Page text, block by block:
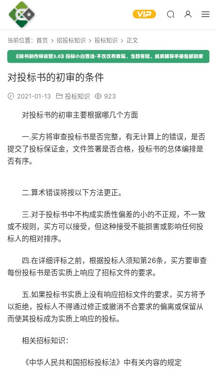
当前位置： 首页 招投标知识 投标知识 正文
对投标书的初审的条件
2021-01-13 投标知识 923
对投标书的初审主要根据哪几个方面
一.买方将审查投标书是否完整，有无计算上的错误，是否
提交了投标保证金，文件签署是否合格，投标书的总体编排是
否有序。
二.算术错误将按以下方法更正。
三.对于投标书中不构成实质性偏差的小的不正规，不一致
或不规则，买方可以接受，但这种接受不能损害或影响任何投
标人的相对排序。
四.在详细评标之前，根据投标人须知第26条，买方要审查
每份投标书是否实质上响应了招标文件的要求。
五.如果投标书实质上没有响应招标文件的要求，买方将予
以拒绝，投标人不得通过修正或撤消不合要求的偏离或保留从
而使其投标成为实质上响应的投标。
相关招标知识：
《中华人民共和国招标投标法》中有关内容的规定